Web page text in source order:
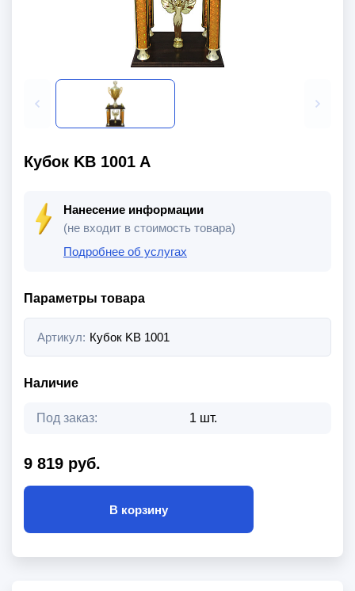
Кубок KB 1001 A
Нанесение информации
(не входит в стоимость товара)
Подробнее об услугах
Параметры товара
Артикул: Кубок KB 1001
Наличие
Под заказ: 1 шт.
9 819 руб.
В корзину